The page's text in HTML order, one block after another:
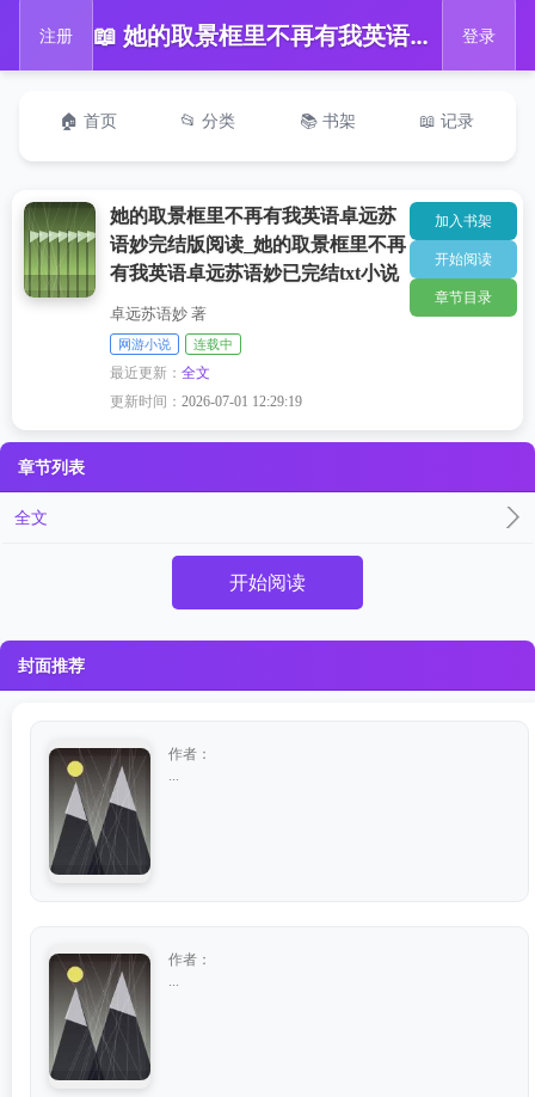
注册 📖 她的取景框里不再有我英语卓远苏语妙完结版阅读_她的取景框里不再有我英语卓远苏语妙已完结txt小说 登录
🏠 首页 📂 分类 📚 书架 📖 记录
她的取景框里不再有我英语卓远苏
语妙完结版阅读_她的取景框里不再
有我英语卓远苏语妙已完结txt小说
卓远苏语妙 著
网游小说 连载中
最近更新：全文
更新时间：2026-07-01 12:29:19
加入书架
开始阅读
章节目录
章节列表
全文
开始阅读
封面推荐
作者：
作者：